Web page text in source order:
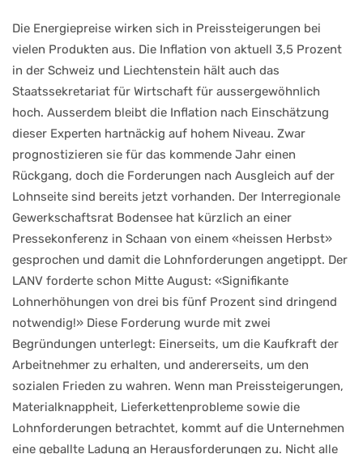
Die Energiepreise wirken sich in Preissteigerungen bei
vielen Produkten aus. Die Inflation von aktuell 3,5 Prozent
in der Schweiz und Liechtenstein hält auch das
Staatssekretariat für Wirtschaft für aussergewöhnlich
hoch. Ausserdem bleibt die Inflation nach Einschätzung
dieser Experten hartnäckig auf hohem Niveau. Zwar
prognostizieren sie für das kommende Jahr einen
Rückgang, doch die Forderungen nach Ausgleich auf der
Lohnseite sind bereits jetzt vorhanden. Der Interregionale
Gewerkschaftsrat Bodensee hat kürzlich an einer
Pressekonferenz in Schaan von einem «heissen Herbst»
gesprochen und damit die Lohnforderungen angetippt. Der
LANV forderte schon Mitte August: «Signifikante
Lohnerhöhungen von drei bis fünf Prozent sind dringend
notwendig!» Diese Forderung wurde mit zwei
Begründungen unterlegt: Einerseits, um die Kaufkraft der
Arbeitnehmer zu erhalten, und andererseits, um den
sozialen Frieden zu wahren. Wenn man Preissteigerungen,
Materialknappheit, Lieferkettenprobleme sowie die
Lohnforderungen betrachtet, kommt auf die Unternehmen
eine geballte Ladung an Herausforderungen zu. Nicht alle